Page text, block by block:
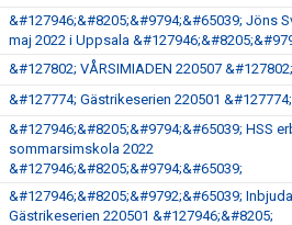
&#127946;&#8205;&#9794;&#65039; Jöns
maj 2022 i Uppsala
&#127802; VÅRSIMIADEN 220507 &#127802;
&#127774; Gästrikeserien 220501 &#127774;
&#127946;&#8205;&#9794;&#65039; HSS
sommarsimskola 2022
&#127946;&#8205;&#9794;&#65039;
&#127946;&#8205;&#9792;&#65039;
Gästrikeserien 220501 &#127946;&#8205;